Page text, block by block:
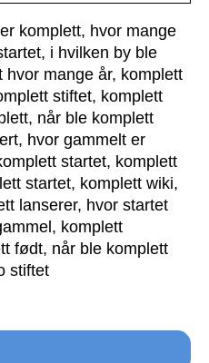
komplett, hvor mange
i hvilken by ble
hvor mange år, komplett
stiftet, komplett
når ble komplett
hvor gammelt er
startet, komplett
startet, komplett wiki,
lanserer, hvor startet
komplett
født, når ble komplett
stiftet